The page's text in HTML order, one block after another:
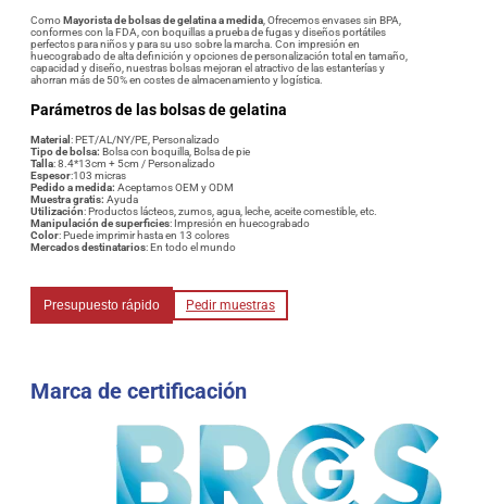
ComoMayorista de bolsas de gelatina a medida , Ofrecemos envases sin BPA,
conformes con la FDA, con boquillas a prueba de fugas y diseños portátiles
perfectos para niños y para su uso sobre la marcha. Con impresión en
huecograbado de alta definición y opciones de personalización total en tamaño,
capacidad y diseño, nuestras bolsas mejoran el atractivo de las estanterías y
ahorran más de 50% en costes de almacenamiento y logística.
Parámetros de las bolsas de gelatina
Material : PET/AL/NY/PE, Personalizado
Tipo de bolsa: Bolsa con boquilla, Bolsa de pie
Talla: 8.4*13cm + 5cm / Personalizado
Espesor:103 micras
Pedido a medida: Aceptamos OEM y ODM
Muestra gratis: Ayuda
Utilización: Productos lácteos, zumos, agua, leche, aceite comestible, etc.
Manipulación de superficies: Impresión en huecograbado
Color: Puede imprimir hasta en 13 colores
Mercados destinatarios: En todo el mundo
Presupuesto rápido Pedir muestras
Marca de certificación